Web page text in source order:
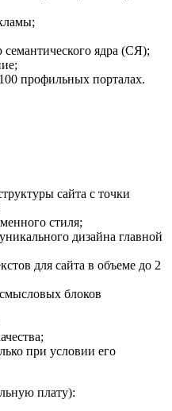
ядра (СЯ);
профильных порталах.
сайта с точки
стиля;
дизайна главной
для сайта в объеме до 2
блоков
при условии его
плату):